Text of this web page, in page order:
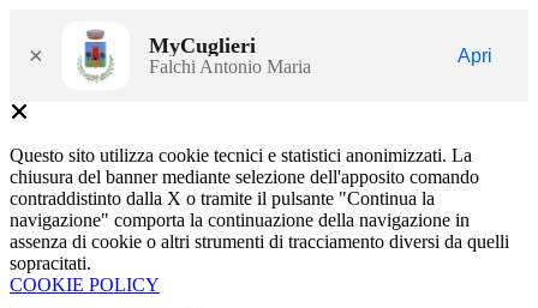
× MyCuglieri
Falchi Antonio Maria
Apri
Questo sito utilizza cookie tecnici e statistici anonimizzati. La
chiusura del banner mediante selezione dell'apposito comando
contraddistinto dalla X o tramite il pulsante "Continua la
navigazione" comporta la continuazione della navigazione in
assenza di cookie o altri strumenti di tracciamento diversi da quelli
sopracitati.
COOKIE POLICY